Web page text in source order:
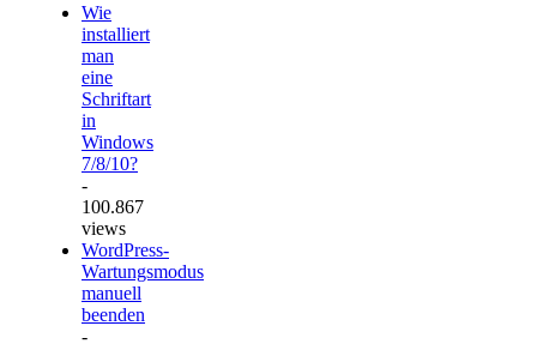
Wie
installiert
man
eine
Schriftart
in
Windows
7/8/10?
-
100.867
views
WordPress-
Wartungsmodus
manuell
beenden
-